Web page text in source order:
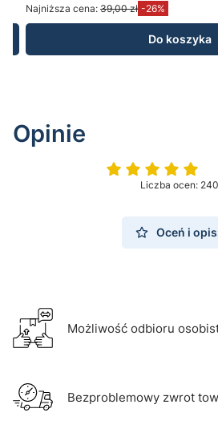
Najniższa cena: 39,00 zł -26%
Do koszyka
Opinie
Liczba ocen: 240
Oceń i
Możliwość odbioru
Bezproblemowy zwrot